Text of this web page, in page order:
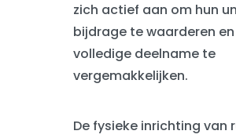
zich actief aan om hun
bijdrage te waarderen
volledige deelname te
vergemakkelijken.
De fysieke inrichting van